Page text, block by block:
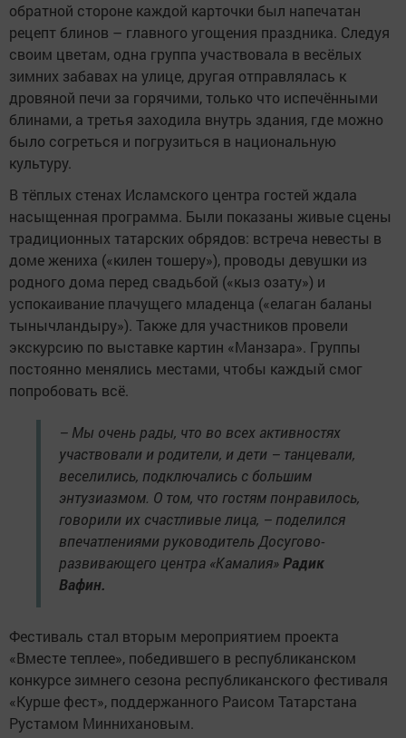
обратной стороне каждой карточки был напечатан
рецепт блинов – главного угощения праздника. Следуя
своим цветам, одна группа участвовала в весёлых
зимних забавах на улице, другая отправлялась к
дровяной печи за горячими, только что испечёнными
блинами, а третья заходила внутрь здания, где можно
было согреться и погрузиться в национальную
культуру.
В тёплых стенах Исламского центра гостей ждала
насыщенная программа. Были показаны живые сцены
традиционных татарских обрядов: встреча невесты в
доме жениха («килен тошеру»), проводы девушки из
родного дома перед свадьбой («кыз озату») и
успокаивание плачущего младенца («елаган баланы
тынычландыру»). Также для участников провели
экскурсию по выставке картин «Манзара». Группы
постоянно менялись местами, чтобы каждый смог
попробовать всё.
– Мы очень рады, что во всех активностях
участвовали и родители, и дети – танцевали,
веселились, подключались с большим
энтузиазмом. О том, что гостям понравилось,
говорили их счастливые лица, – поделился
впечатлениями руководитель Досугово-
развивающего центра «Камалия» Радик
Вафин.
Фестиваль стал вторым мероприятием проекта
«Вместе теплее», победившего в республиканском
конкурсе зимнего сезона республиканского фестиваля
«Курше фест», поддержанного Раисом Татарстана
Рустамом Миннихановым.